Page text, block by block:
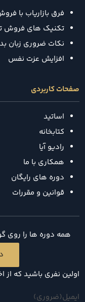
فرق بازاریاب با
تکنیک‌ های فروش
نکات ضروری زبان
افزایش عزت نفس
صفحات کاربردی
اساتید
کتابخانه
رادیو آیا
همکاری با ما
دوره های رایگان
قوانین و مقررات
همه دوره ها را روی
اولین نفری باشید که
ایمیل(ضروری)